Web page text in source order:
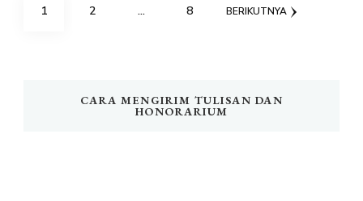
HALAMAN
1 HALAMAN
2 … HALAMAN
8 BERIKUTNYA
CARA MENGIRIM TULISAN DAN
HONORARIUM